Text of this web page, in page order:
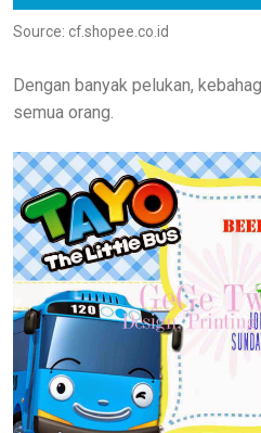
Source: cf.shopee.co.id
Dengan banyak pelukan,
semua orang.